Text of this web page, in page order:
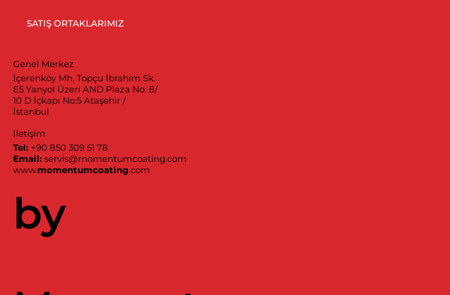
Genel Merkez
İçerenköy Mh. Topçu İbrahim Sk.
E5 Yanyol Üzeri AND Plaza No: 8/
10 D İçkapı No:5 Ataşehir /
İstanbul
İletişim
Tel: +90 850 309 51 78
Email: servis@momentumcoating.com
www.momentumcoating.com
SATIŞ ORTAKLARIMIZ
by